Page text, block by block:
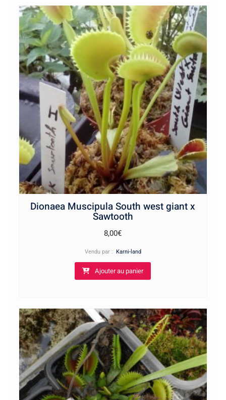
Dionaea Muscipula South west giant x
Sawtooth
8,00€
Vendu par : Karni-land
Ajouter au panier